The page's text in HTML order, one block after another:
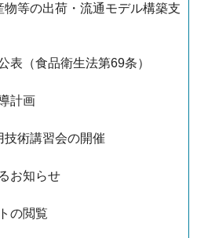
等の出荷・流通モデル構築支
表（食品衛生法第69条）
計画
術講習会の開催
お知らせ
の閲覧